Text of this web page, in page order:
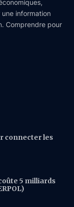
information
Comprendre pour
connecter les
5 milliards